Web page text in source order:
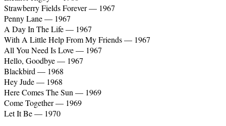
Strawberry Fields Forever — 1967
Penny Lane — 1967
A Day In The Life — 1967
With A Little Help From My Friends — 1967
All You Need Is Love — 1967
Hello, Goodbye — 1967
Blackbird — 1968
Hey Jude — 1968
Here Comes The Sun — 1969
Come Together — 1969
Let It Be — 1970